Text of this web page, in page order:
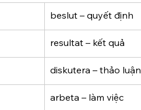
beslut – quyết định
resultat – kết quả
diskutera – thảo luận
arbeta – làm việc